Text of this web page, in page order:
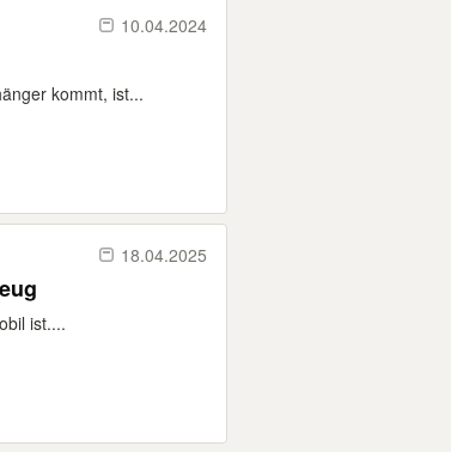
10.04.2024
kommt, ist...
18.04.2025
ist....